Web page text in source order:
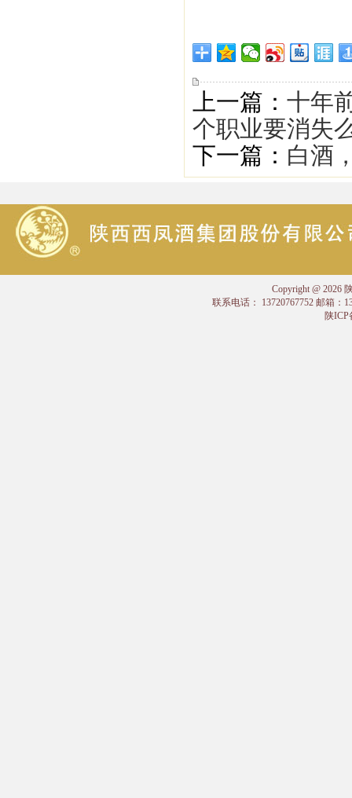
上一篇： 十年
个职业要消失
下一篇： 白酒
Copyright @ 2026
联系电话： 13720767752 邮箱：
陕ICP